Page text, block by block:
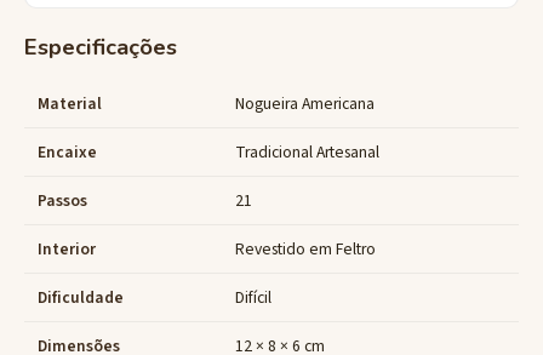
Especificações
Material Nogueira Americana
Encaixe Tradicional Artesanal
Passos 21
Interior Revestido em Feltro
Dificuldade Difícil
Dimensões 12 × 8 × 6 cm